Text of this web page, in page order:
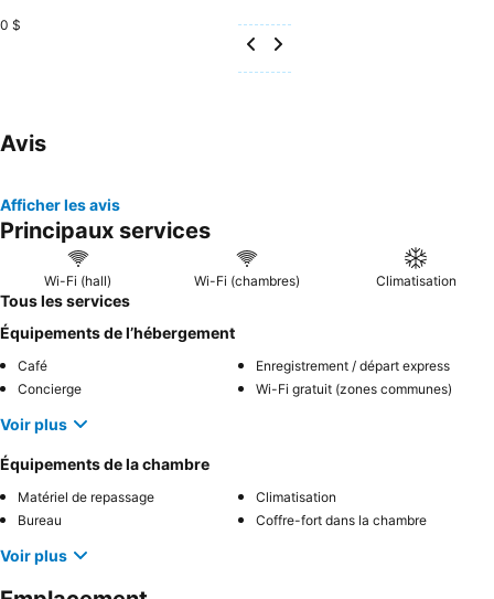
0 $
Avis
Afficher les avis
Principaux services
Wi-Fi (hall) Wi-Fi (chambres) Climatisation
Tous les services
Équipements de l’hébergement
Café
Enregistrement / départ express
Concierge
Wi-Fi gratuit (zones communes)
Voir plus
Équipements de la chambre
Matériel de repassage
Climatisation
Bureau
Coffre-fort dans la chambre
Voir plus